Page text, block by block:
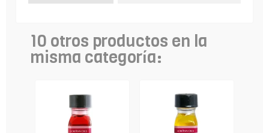
10 otros productos en la
misma categoría: